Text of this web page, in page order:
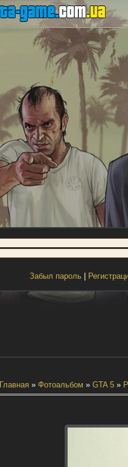
Забыл пароль|
Главная» Фотоальбом » GTA 5»